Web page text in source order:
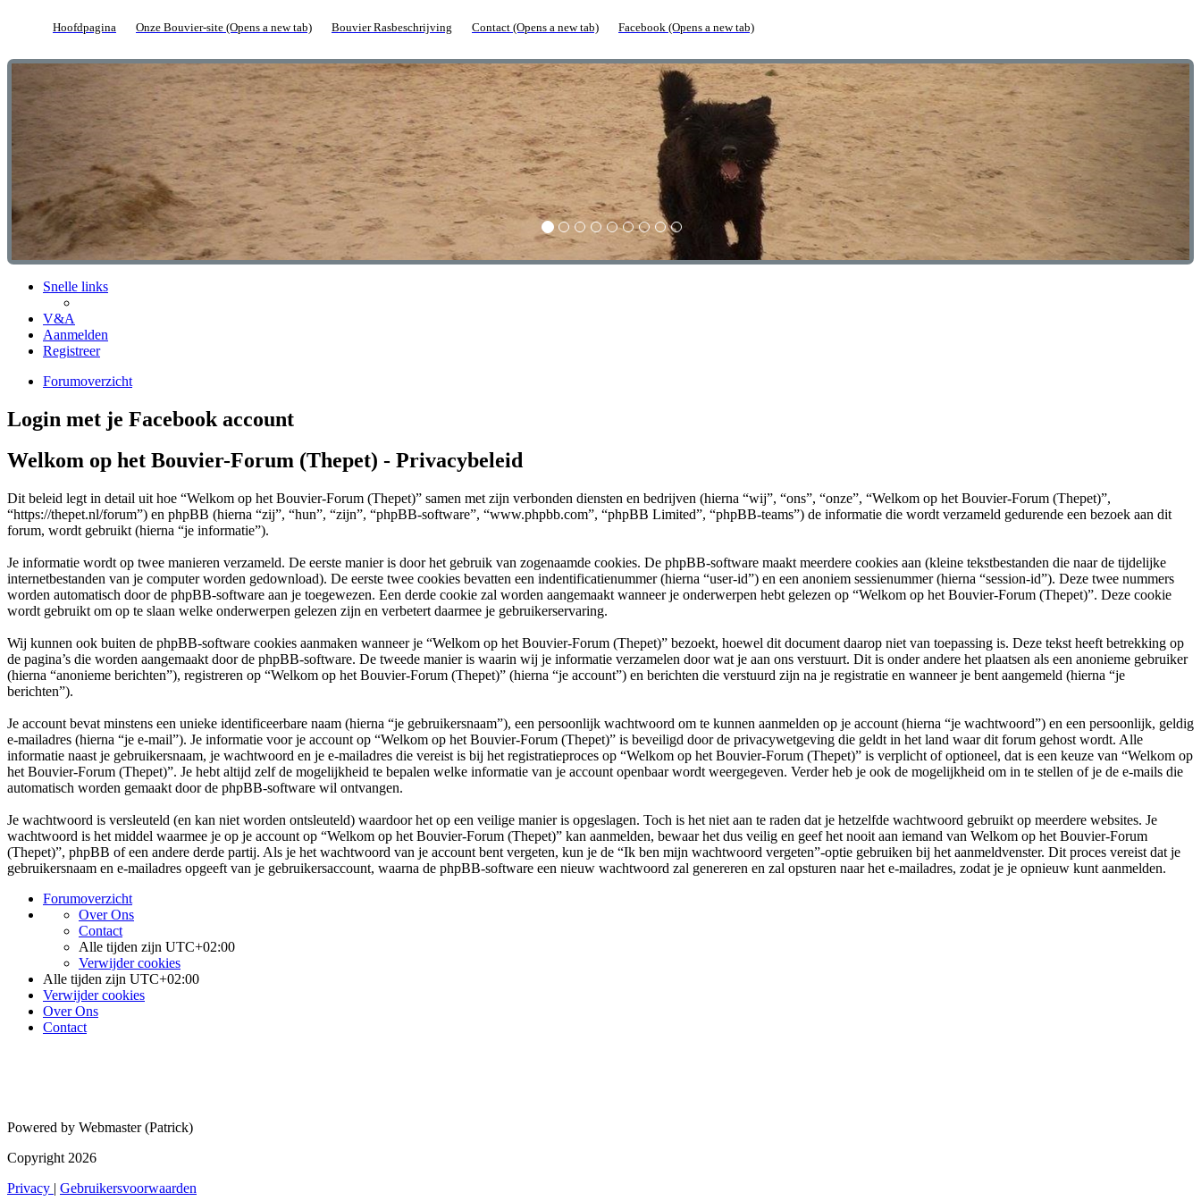
Hoofdpagina Onze Bouvier-site (Opens a new tab) Bouvier Rasbeschrijving Contact (Opens a new tab) Facebook (Opens a new tab)
Snelle links
V&A
Aanmelden
Registreer
Forumoverzicht
Login met je Facebook account
Welkom op het Bouvier-Forum (Thepet) - Privacybeleid
Dit beleid legt in detail uit hoe “Welkom op het Bouvier-Forum (Thepet)” samen met zijn verbonden diensten en bedrijven (hierna “wij”, “ons”, “onze”, “Welkom op het Bouvier-Forum (Thepet)”,
“https://thepet.nl/forum”) en phpBB (hierna “zij”, “hun”, “zijn”, “phpBB-software”, “www.phpbb.com”, “phpBB Limited”, “phpBB-teams”) de informatie die wordt verzameld gedurende een bezoek aan dit
forum, wordt gebruikt (hierna “je informatie”).
Je informatie wordt op twee manieren verzameld. De eerste manier is door het gebruik van zogenaamde cookies. De phpBB-software maakt meerdere cookies aan (kleine tekstbestanden die naar de tijdelijke
internetbestanden van je computer worden gedownload). De eerste twee cookies bevatten een indentificatienummer (hierna “user-id”) en een anoniem sessienummer (hierna “session-id”). Deze twee nummers
worden automatisch door de phpBB-software aan je toegewezen. Een derde cookie zal worden aangemaakt wanneer je onderwerpen hebt gelezen op “Welkom op het Bouvier-Forum (Thepet)”. Deze cookie
wordt gebruikt om op te slaan welke onderwerpen gelezen zijn en verbetert daarmee je gebruikerservaring.
Wij kunnen ook buiten de phpBB-software cookies aanmaken wanneer je “Welkom op het Bouvier-Forum (Thepet)” bezoekt, hoewel dit document daarop niet van toepassing is. Deze tekst heeft betrekking op
de pagina’s die worden aangemaakt door de phpBB-software. De tweede manier is waarin wij je informatie verzamelen door wat je aan ons verstuurt. Dit is onder andere het plaatsen als een anonieme gebruiker
(hierna “anonieme berichten”), registreren op “Welkom op het Bouvier-Forum (Thepet)” (hierna “je account”) en berichten die verstuurd zijn na je registratie en wanneer je bent aangemeld (hierna “je
berichten”).
Je account bevat minstens een unieke identificeerbare naam (hierna “je gebruikersnaam”), een persoonlijk wachtwoord om te kunnen aanmelden op je account (hierna “je wachtwoord”) en een persoonlijk, geldig
e-mailadres (hierna “je e-mail”). Je informatie voor je account op “Welkom op het Bouvier-Forum (Thepet)” is beveiligd door de privacywetgeving die geldt in het land waar dit forum gehost wordt. Alle
informatie naast je gebruikersnaam, je wachtwoord en je e-mailadres die vereist is bij het registratieproces op “Welkom op het Bouvier-Forum (Thepet)” is verplicht of optioneel, dat is een keuze van “Welkom op
het Bouvier-Forum (Thepet)”. Je hebt altijd zelf de mogelijkheid te bepalen welke informatie van je account openbaar wordt weergegeven. Verder heb je ook de mogelijkheid om in te stellen of je de e-mails die
automatisch worden gemaakt door de phpBB-software wil ontvangen.
Je wachtwoord is versleuteld (en kan niet worden ontsleuteld) waardoor het op een veilige manier is opgeslagen. Toch is het niet aan te raden dat je hetzelfde wachtwoord gebruikt op meerdere websites. Je
wachtwoord is het middel waarmee je op je account op “Welkom op het Bouvier-Forum (Thepet)” kan aanmelden, bewaar het dus veilig en geef het nooit aan iemand van Welkom op het Bouvier-Forum
(Thepet)”, phpBB of een andere derde partij. Als je het wachtwoord van je account bent vergeten, kun je de “Ik ben mijn wachtwoord vergeten”-optie gebruiken bij het aanmeldvenster. Dit proces vereist dat je
gebruikersnaam en e-mailadres opgeeft van je gebruikersaccount, waarna de phpBB-software een nieuw wachtwoord zal genereren en zal opsturen naar het e-mailadres, zodat je je opnieuw kunt aanmelden.
Forumoverzicht
Over Ons
Contact
Alle tijden zijn UTC+02:00
Verwijder cookies
Alle tijden zijn UTC+02:00
Verwijder cookies
Over Ons
Contact
Powered by Webmaster (Patrick)
Copyright 2026
Privacy | Gebruikersvoorwaarden